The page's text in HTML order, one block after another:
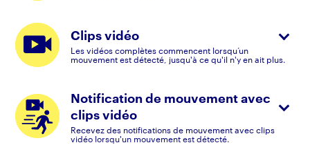
Clips vidéo
Les vidéos complètes commencent lorsqu’un
mouvement est détecté, jusqu'à ce qu'il n'y en ait plus.
Notification de mouvement avec
clips vidéo
Recevez des notifications de mouvement avec clips
vidéo lorsqu'un mouvement est détecté.